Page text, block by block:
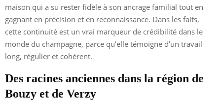
maison qui a su rester fidèle à son ancrage familial tout en
gagnant en précision et en reconnaissance. Dans les faits,
cette continuité est un vrai marqueur de crédibilité dans le
monde du champagne, parce qu’elle témoigne d’un travail
long, régulier et cohérent.
Des racines anciennes dans la région de
Bouzy et de Verzy